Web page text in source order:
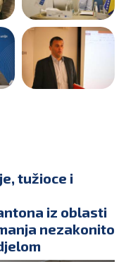
tužioce i
iz oblasti
nezakonito